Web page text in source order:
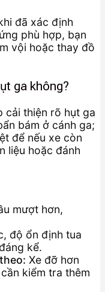
đã xác định
phù hợp, bạn
vội hoặc thay đồ
ga không?
cải thiện rõ hụt ga
bám ở cánh ga;
để nếu xe còn
liệu hoặc đánh
mượt hơn,
độ ổn định tua
kể.
Xe đỡ hơn
kiểm tra thêm